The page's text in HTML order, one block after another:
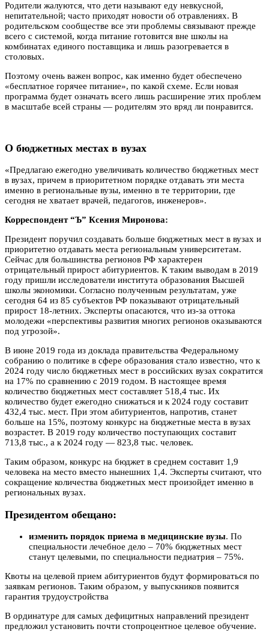
Родители жалуются, что дети называют еду невкусной,
непитательной; часто приходят новости об отравлениях. В
родительском сообществе все эти проблемы связывают прежде
всего с системой, когда питание готовится вне школы на
комбинатах единого поставщика и лишь разогревается в
столовых.
Поэтому очень важен вопрос, как именно будет обеспечено
«бесплатное горячее питание», по какой схеме. Если новая
программа будет означать всего лишь расширение этих проблем
в масштабе всей страны — родителям это вряд ли понравится.
О бюджетных местах в вузах
«Предлагаю ежегодно увеличивать количество бюджетных мест
в вузах, причем в приоритетном порядке отдавать эти места
именно в региональные вузы, именно в те территории, где
сегодня не хватает врачей, педагогов, инженеров».
Корреспондент “Ъ” Ксения Миронова:
Президент поручил создавать больше бюджетных мест в вузах и
приоритетно отдавать места региональным университетам.
Сейчас для большинства регионов РФ характерен
отрицательный прирост абитуриентов. К таким выводам в 2019
году пришли исследователи института образования Высшей
школы экономики. Согласно полученным результатам, уже
сегодня 64 из 85 субъектов РФ показывают отрицательный
прирост 18-летних. Эксперты опасаются, что из-за оттока
молодежи «перспективы развития многих регионов оказываются
под угрозой».
В июне 2019 года из доклада правительства Федеральному
собранию о политике в сфере образования стало известно, что к
2024 году число бюджетных мест в российских вузах сократится
на 17% по сравнению с 2019 годом. В настоящее время
количество бюджетных мест составляет 518,4 тыс. Их
количество будет ежегодно снижаться и к 2024 году составит
432,4 тыс. мест. При этом абитуриентов, напротив, станет
больше на 15%, поэтому конкурс на бюджетные места в вузах
возрастет. В 2019 году количество поступающих составит
713,8 тыс., а к 2024 году — 823,8 тыс. человек.
Таким образом, конкурс на бюджет в среднем составит 1,9
человека на место вместо нынешних 1,4. Эксперты считают, что
сокращение количества бюджетных мест произойдет именно в
региональных вузах.
Президентом обещано:
изменить порядок приема в медицинские вузы. По
специальности лечебное дело – 70% бюджетных мест
станут целевыми, по специальности педиатрия – 75%.
Квоты на целевой прием абитуриентов будут формироваться по
заявкам регионов. Таким образом, у выпускников появится
гарантия трудоустройства
В ординатуре для самых дефицитных направлений президент
предложил установить почти стопроцентное целевое обучение.